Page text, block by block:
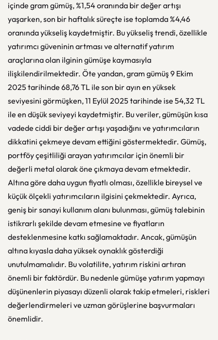
içinde gram gümüş, %1,54 oranında bir değer artışı
yaşarken, son bir haftalık süreçte ise toplamda %4,46
oranında yükseliş kaydetmiştir. Bu yükseliş trendi, özellikle
yatırımcı güveninin artması ve alternatif yatırım
araçlarına olan ilginin gümüşe kaymasıyla
ilişkilendirilmektedir. Öte yandan, gram gümüş 9 Ekim
2025 tarihinde 68,76 TL ile son bir ayın en yüksek
seviyesini görmüşken, 11 Eylül 2025 tarihinde ise 54,32 TL
ile en düşük seviyeyi kaydetmiştir. Bu veriler, gümüşün kısa
vadede ciddi bir değer artışı yaşadığını ve yatırımcıların
dikkatini çekmeye devam ettiğini göstermektedir. Gümüş,
portföy çeşitliliği arayan yatırımcılar için önemli bir
değerli metal olarak öne çıkmaya devam etmektedir.
Altına göre daha uygun fiyatlı olması, özellikle bireysel ve
küçük ölçekli yatırımcıların ilgisini çekmektedir. Ayrıca,
geniş bir sanayi kullanım alanı bulunması, gümüş talebinin
istikrarlı şekilde devam etmesine ve fiyatların
desteklenmesine katkı sağlamaktadır. Ancak, gümüşün
altına kıyasla daha yüksek oynaklık gösterdiği
unutulmamalıdır. Bu volatilite, yatırım riskini artıran
önemli bir faktördür. Bu nedenle gümüşe yatırım yapmayı
düşünenlerin piyasayı düzenli olarak takip etmeleri, riskleri
değerlendirmeleri ve uzman görüşlerine başvurmaları
önemlidir.